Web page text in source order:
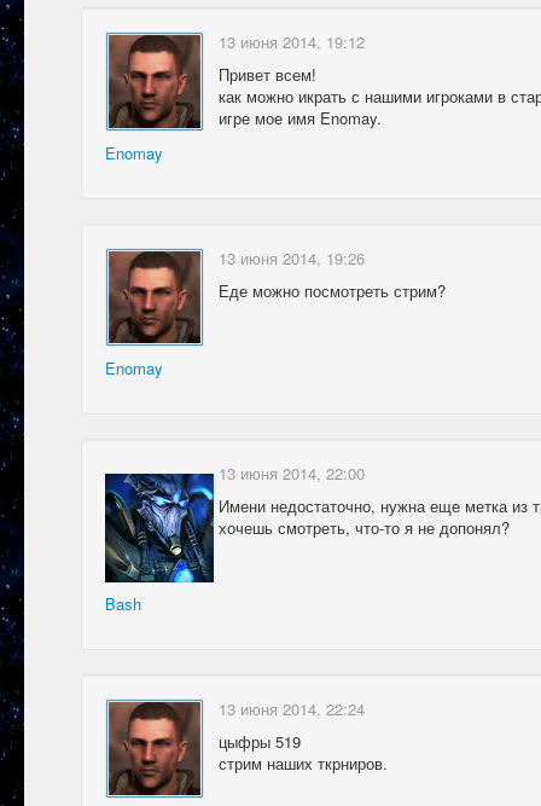
Enomay
13 июня 2014, 19:12
Привет всем!
как можно икрать с нашими игроками в
игре мое имя Enomay.
Enomay
13 июня 2014, 19:26
Еде можно посмотреть стрим?
Bash
13 июня 2014, 22:00
Имени недостаточно, нужна еще метка из
хочешь смотреть, что-то я не допонял?
13 июня 2014, 22:24
цыфры 519
стрим наших ткрниров.